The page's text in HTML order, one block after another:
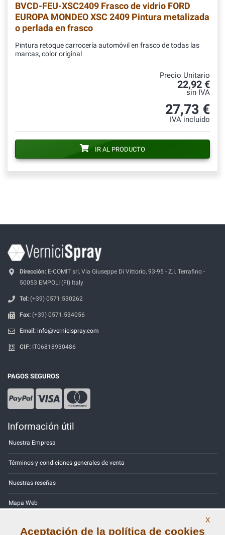
BVCD-FEU-XSC2409 Frasco de vidrio FORD
EUROPA MONDEO XSC 2409 Pintura metalizada
o perlada en frasco
Pintura retoque carrocería automóvil en frasco de todas las
marcas, color original
Precio Unitario
22,92 €
sin IVA
27,73 €
IVA incluido
IR AL PRODUCTO
Dirección: E-COMIT srl, Via Giuseppe Di Vittorio, 93-95 - Z.I. Terrafino -
50053 EMPOLI (FI) Italy
Tel: (+39) 0571.530262
Fax: (+39) 0571.534056
Email: info@vernicispray.com
CIF: IT06818930486
PAGOS SEGUROS
Información útil
Nuestra Empresa
Términos y condiciones generales de venta
Nuestras reseñas
Mapa Web
X
Aceptación de la política de cookies